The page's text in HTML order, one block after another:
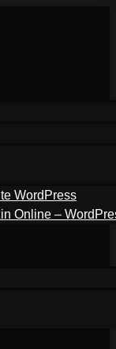
WordPress
Online –